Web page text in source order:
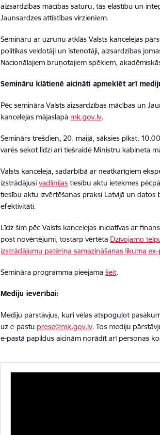
aizsardzības mācības saturu, tās elastību un
Jaunsardzes attīstības virzieniem.
Semināru ar uzrunu atklās Valsts kancelejas
politikas veidotāji un īstenotāji, aizsardzības
Nacionālajiem bruņotajiem spēkiem,
Semināru klātienē aicināti apmeklēt arī
Pēc semināra Valsts aizsardzības mācības un
kancelejas mājaslapā mk.gov.lv.
Seminārs trešdien, 20. maijā, sāksies plkst.
varēs sekot līdzi arī tiešraidē Ministru kabineta
Valsts kanceleja, sadarbībā ar neatkarīgiem
izstrādājusivadlīnijas tiesību aktu ietekmes
tiesību aktu izvērtēšanas praksi Latvijā un
efektivitāti.
Līdz šim pēc Valsts kancelejas iniciatīvas ar
post novērtējumi, tostarp vērtēta Dzīvojamo
izstrādājumu patēriņa samazināšanas likuma
Semināra programma pieejamašeit.
Mediju ievērībai:
Mediju pārstāvjus, kuri vēlas atspoguļot
uz e-pastu prese@mk.gov.lv. Tos mediju
e-pastā papildus aicinām norādīt arī personas